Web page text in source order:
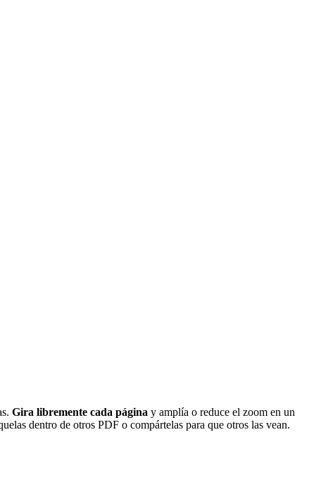
Gira libremente cada página y amplía o reduce el zoom en un
dentro de otros PDF o compártelas para que otros las vean.